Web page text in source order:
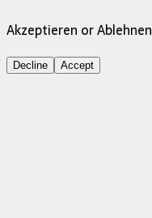
Akzeptieren or Ablehnen
Decline Accept